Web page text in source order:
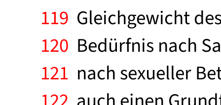
119 Gleichgewicht
120 Bedürfnis nach
121 nach sexueller